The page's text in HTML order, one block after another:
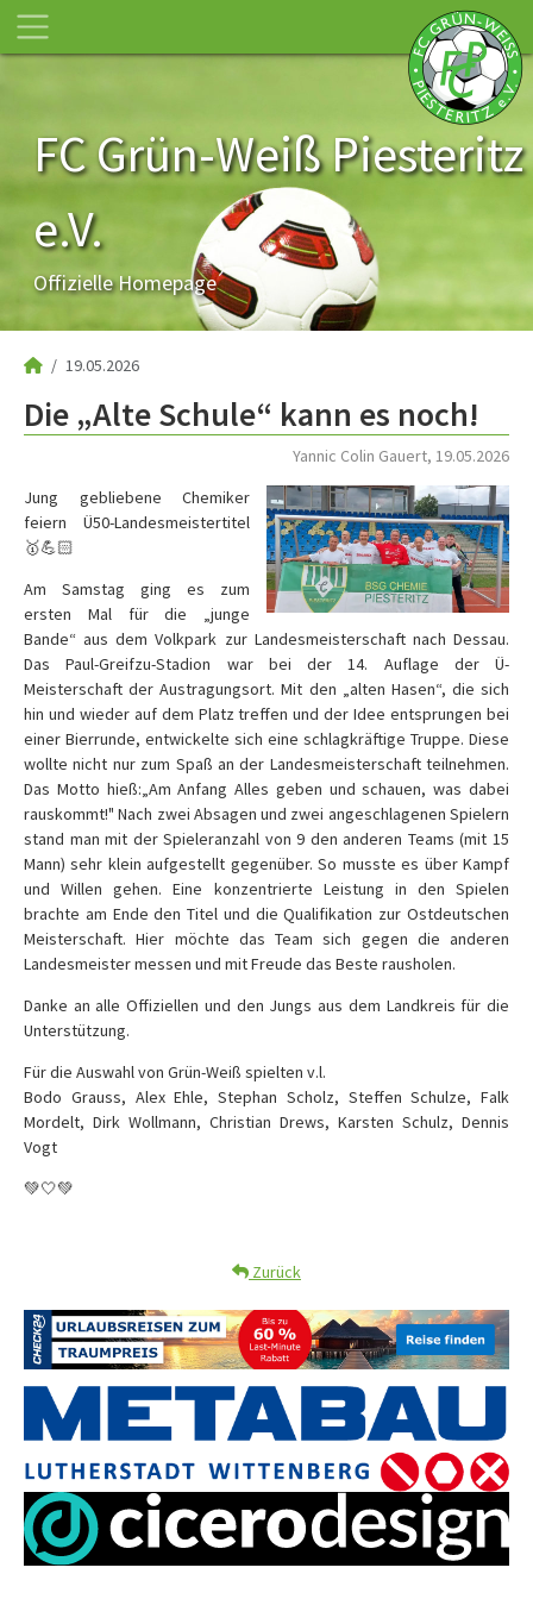
FC Grün-Weiß Piesteritz
e.V.
Offizielle Homepage
19.05.2026
Die „Alte Schule“ kann es noch!
Yannic Colin Gauert, 19.05.2026
Jung gebliebene Chemiker
feiern Ü50-Landesmeistertitel
🥇💪🏻
Am Samstag ging es zum
ersten Mal für die „junge
Bande“ aus dem Volkpark zur Landesmeisterschaft nach Dessau.
Das Paul-Greifzu-Stadion war bei der 14. Auflage der Ü-
Meisterschaft der Austragungsort. Mit den „alten Hasen“, die sich
hin und wieder auf dem Platz treffen und der Idee entsprungen bei
einer Bierrunde, entwickelte sich eine schlagkräftige Truppe. Diese
wollte nicht nur zum Spaß an der Landesmeisterschaft teilnehmen.
Das Motto hieß:„Am Anfang Alles geben und schauen, was dabei
rauskommt!" Nach zwei Absagen und zwei angeschlagenen Spielern
stand man mit der Spieleranzahl von 9 den anderen Teams (mit 15
Mann) sehr klein aufgestellt gegenüber. So musste es über Kampf
und Willen gehen. Eine konzentrierte Leistung in den Spielen
brachte am Ende den Titel und die Qualifikation zur Ostdeutschen
Meisterschaft. Hier möchte das Team sich gegen die anderen
Landesmeister messen und mit Freude das Beste rausholen.
Danke an alle Offiziellen und den Jungs aus dem Landkreis für die
Unterstützung.
Für die Auswahl von Grün-Weiß spielten v.l.
Bodo Grauss, Alex Ehle, Stephan Scholz, Steffen Schulze, Falk
Mordelt, Dirk Wollmann, Christian Drews, Karsten Schulz, Dennis
Vogt
💚🤍💚
Zurück